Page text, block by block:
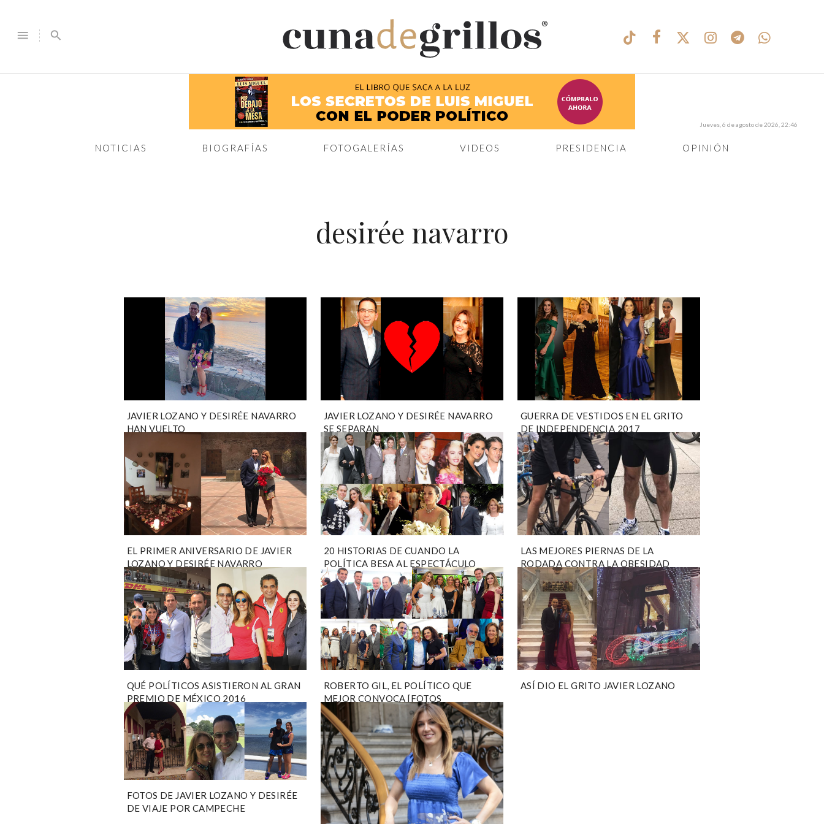
menu search
®
NOTICIAS BIOGRAFÍAS FOTOGALERÍAS VIDEOS PRESIDENCIA OPINIÓN
Jueves, 6 de agosto de 2026, 22:46
desirée navarro
JAVIER LOZANO Y DESIRÉE NAVARRO
HAN VUELTO
JAVIER LOZANO Y DESIRÉE NAVARRO
SE SEPARAN
GUERRA DE VESTIDOS EN EL GRITO
DE INDEPENDENCIA 2017
EL PRIMER ANIVERSARIO DE JAVIER
LOZANO Y DESIRÉE NAVARRO
20 HISTORIAS DE CUANDO LA
POLÍTICA BESA AL ESPECTÁCULO
LAS MEJORES PIERNAS DE LA
RODADA CONTRA LA OBESIDAD
QUÉ POLÍTICOS ASISTIERON AL GRAN
PREMIO DE MÉXICO 2016
ROBERTO GIL, EL POLÍTICO QUE
MEJOR CONVOCA [FOTOS
EXCLUSIVAS]
ASÍ DIO EL GRITO JAVIER LOZANO
FOTOS DE JAVIER LOZANO Y DESIRÉE
DE VIAJE POR CAMPECHE